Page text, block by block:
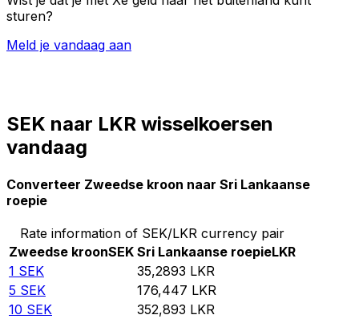
sturen?
Meld je vandaag aan
SEK naar LKR wisselkoersen
vandaag
Converteer Zweedse kroon naar Sri Lankaanse
roepie
Rate information of SEK/LKR currency pair
Zweedse kroonSEK Sri Lankaanse roepieLKR
1 SEK 35,2893 LKR
5 SEK 176,447 LKR
10 SEK 352,893 LKR